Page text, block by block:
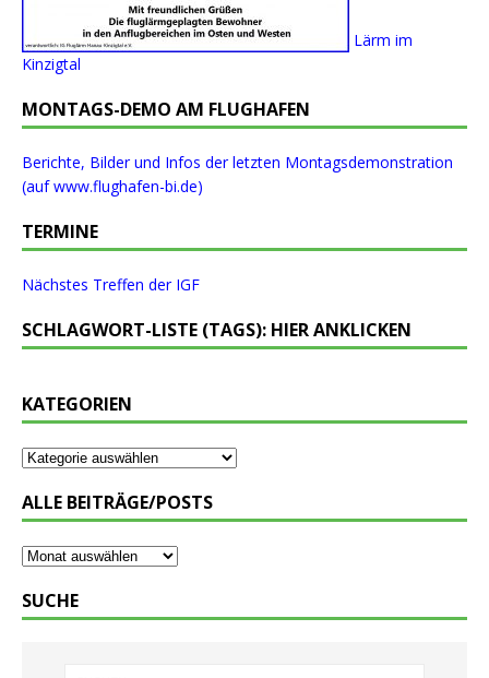
Lärm im
Kinzigtal
MONTAGS-DEMO AM FLUGHAFEN
Berichte, Bilder und Infos der letzten Montagsdemonstration
(auf www.flughafen-bi.de)
TERMINE
Nächstes Treffen der IGF
SCHLAGWORT-LISTE (TAGS): HIER ANKLICKEN
KATEGORIEN
ALLE BEITRÄGE/POSTS
SUCHE